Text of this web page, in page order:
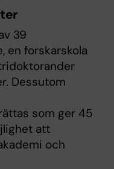
39
en forskarskola
Dessutom
som ger 45
att
och